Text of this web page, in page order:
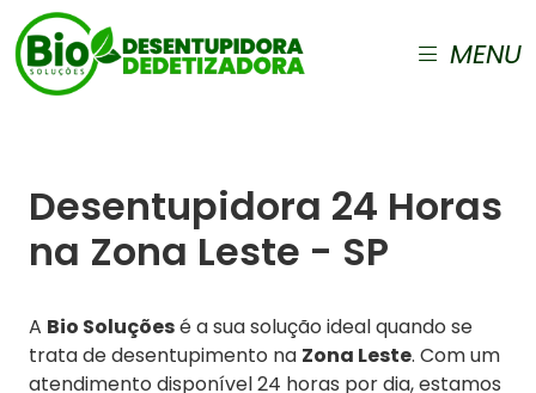
MENU
Desentupidora 24 Horas
na Zona Leste - SP
A Bio Soluçõesé a sua solução ideal quando se
trata de desentupimento na Zona Leste. Com um
atendimento disponível 24 horas por dia, estamos